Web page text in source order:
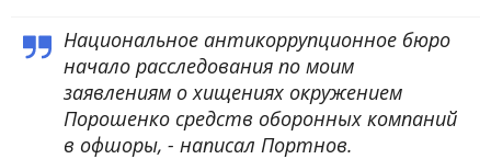
Национальное антикоррупционное бюро
начало расследования по моим
заявлениям о хищениях окружением
Порошенко средств оборонных компаний
в офшоры, - написал Портнов.